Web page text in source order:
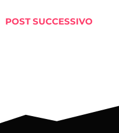
POST SUCCESSIVO